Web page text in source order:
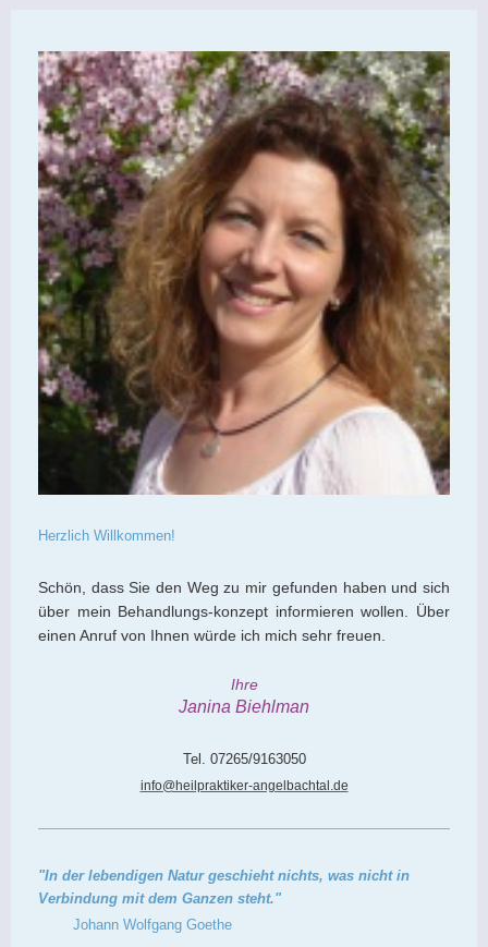
Herzlich Willkommen!
Schön, dass Sie den Weg zu mir gefunden haben und sich
über mein Behandlungs-konzept informieren wollen. Über
einen Anruf von Ihnen würde ich mich sehr freuen.
Ihre
Janina Biehlman
Tel. 07265/9163050
info@heilpraktiker-angelbachtal.de
"In der lebendigen Natur geschieht nichts, was nicht in
Verbindung mit dem Ganzen steht."
Johann Wolfgang Goethe